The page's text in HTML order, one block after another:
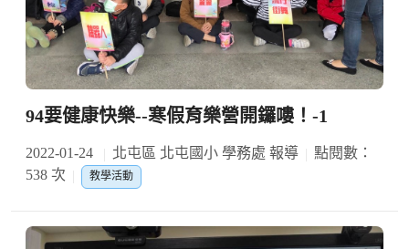
94要健康快樂--寒假育樂營開鑼嘍！-1
2022-01-24 北屯區 北屯國小 學務處 報導
點閱數：
538 次
教學活動